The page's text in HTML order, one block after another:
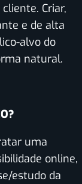
Criar,
e de alta
alvo do
natural.
uma
online,
estudo da